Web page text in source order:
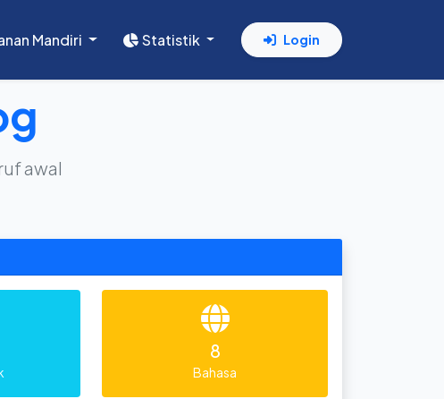
Mandiri Statistik Login
awal
8
Bahasa